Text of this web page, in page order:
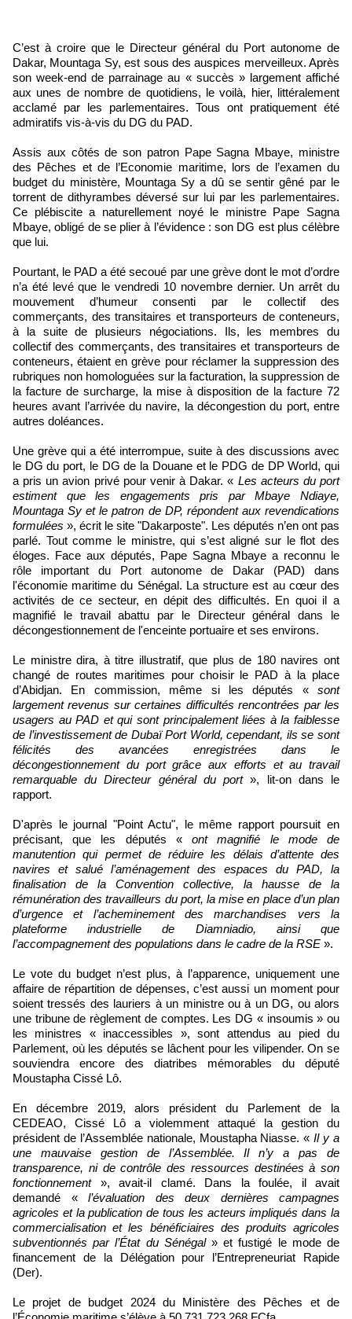
C’est à croire que le Directeur général du Port autonome de
Dakar, Mountaga Sy, est sous des auspices merveilleux. Après
son week-end de parrainage au « succès » largement affiché
aux unes de nombre de quotidiens, le voilà, hier, littéralement
acclamé par les parlementaires. Tous ont pratiquement été
admiratifs vis-à-vis du DG du PAD.
Assis aux côtés de son patron Pape Sagna Mbaye, ministre
des Pêches et de l’Economie maritime, lors de l’examen du
budget du ministère, Mountaga Sy a dû se sentir gêné par le
torrent de dithyrambes déversé sur lui par les parlementaires.
Ce plébiscite a naturellement noyé le ministre Pape Sagna
Mbaye, obligé de se plier à l’évidence : son DG est plus célèbre
que lui.
Pourtant, le PAD a été secoué par une grève dont le mot d’ordre
n’a été levé que le vendredi 10 novembre dernier. Un arrêt du
mouvement d’humeur consenti par le collectif des
commerçants, des transitaires et transporteurs de conteneurs,
à la suite de plusieurs négociations. Ils, les membres du
collectif des commerçants, des transitaires et transporteurs de
conteneurs, étaient en grève pour réclamer la suppression des
rubriques non homologuées sur la facturation, la suppression de
la facture de surcharge, la mise à disposition de la facture 72
heures avant l’arrivée du navire, la décongestion du port, entre
autres doléances.
Une grève qui a été interrompue, suite à des discussions avec
le DG du port, le DG de la Douane et le PDG de DP World, qui
a pris un avion privé pour venir à Dakar. « Les acteurs du port
estiment que les engagements pris par Mbaye Ndiaye,
Mountaga Sy et le patron de DP, répondent aux revendications
formulées », écrit le site "Dakarposte". Les députés n’en ont pas
parlé. Tout comme le ministre, qui s’est aligné sur le flot des
éloges. Face aux députés, Pape Sagna Mbaye a reconnu le
rôle important du Port autonome de Dakar (PAD) dans
l'économie maritime du Sénégal. La structure est au cœur des
activités de ce secteur, en dépit des difficultés. En quoi il a
magnifié le travail abattu par le Directeur général dans le
décongestionnement de l'enceinte portuaire et ses environs.
Le ministre dira, à titre illustratif, que plus de 180 navires ont
changé de routes maritimes pour choisir le PAD à la place
d’Abidjan. En commission, même si les députés « sont
largement revenus sur certaines difficultés rencontrées par les
usagers au PAD et qui sont principalement liées à la faiblesse
de l’investissement de Dubaï Port World, cependant, ils se sont
félicités des avancées enregistrées dans le
décongestionnement du port grâce aux efforts et au travail
remarquable du Directeur général du port», lit-on dans le
rapport.
D'après le journal "Point Actu", le même rapport poursuit en
précisant, que les députés «ont magnifié le mode de
manutention qui permet de réduire les délais d’attente des
navires et salué l’aménagement des espaces du PAD, la
finalisation de la Convention collective, la hausse de la
rémunération des travailleurs du port, la mise en place d’un plan
d’urgence et l’acheminement des marchandises vers la
plateforme industrielle de Diamniadio, ainsi que
l’accompagnement des populations dans le cadre de la RSE ».
Le vote du budget n’est plus, à l’apparence, uniquement une
affaire de répartition de dépenses, c’est aussi un moment pour
soient tressés des lauriers à un ministre ou à un DG, ou alors
une tribune de règlement de comptes. Les DG « insoumis » ou
les ministres « inaccessibles », sont attendus au pied du
Parlement, où les députés se lâchent pour les vilipender. On se
souviendra encore des diatribes mémorables du député
Moustapha Cissé Lô.
En décembre 2019, alors président du Parlement de la
CEDEAO, Cissé Lô a violemment attaqué la gestion du
président de l’Assemblée nationale, Moustapha Niasse. « Il y a
une mauvaise gestion de l’Assemblée. Il n’y a pas de
transparence, ni de contrôle des ressources destinées à son
fonctionnement », avait-il clamé. Dans la foulée, il avait
demandé « l’évaluation des deux dernières campagnes
agricoles et la publication de tous les acteurs impliqués dans la
commercialisation et les bénéficiaires des produits agricoles
subventionnés par l’État du Sénégal » et fustigé le mode de
financement de la Délégation pour l’Entrepreneuriat Rapide
(Der).
Le projet de budget 2024 du Ministère des Pêches et de